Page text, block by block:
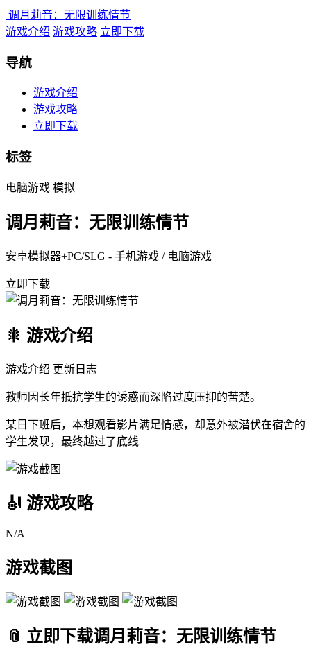
调月莉音：无限训练情节
游戏介绍 游戏攻略 立即下载
导航
游戏介绍
游戏攻略
立即下载
标签
电脑游戏 模拟
调月莉音：无限训练情节
安卓模拟器+PC/SLG - 手机游戏 / 电脑游戏
立即下载
🎇 游戏介绍
游戏介绍 更新日志
教师因长年抵抗学生的诱惑而深陷过度压抑的苦楚。
某日下班后，本想观看影片满足情感，却意外被潜伏在宿舍的
学生发现，最终越过了底线
🎻 游戏攻略
N/A
游戏截图
📎 立即下载调月莉音：无限训练情节